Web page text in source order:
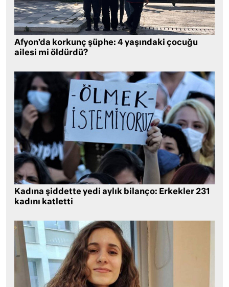
Afyon’da korkunç şüphe: 4 yaşındaki çocuğu
ailesi mi öldürdü?
Kadına şiddette yedi aylık bilanço: Erkekler 231
kadını katletti